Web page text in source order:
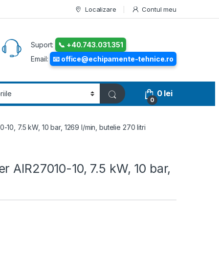
Localizare Contul meu
Suport:
📞 +40.743.031.351
Email:
📧 office@echipamente-tehnice.ro
0
0 lei
10, 7.5 kW, 10 bar, 1269 l/min, butelie 270 litri
AIR27010-10, 7.5 kW, 10 bar,